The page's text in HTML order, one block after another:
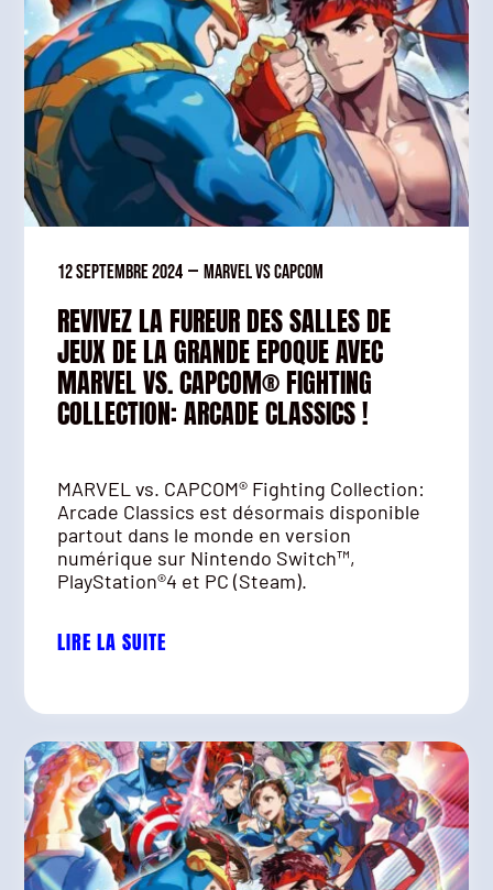
12 septembre 2024 — Marvel vs Capcom
REVIVEZ LA FUREUR DES SALLES DE
JEUX DE LA GRANDE EPOQUE AVEC
MARVEL VS. CAPCOM® FIGHTING
COLLECTION: ARCADE CLASSICS !
MARVEL vs. CAPCOM® Fighting Collection:
Arcade Classics est désormais disponible
partout dans le monde en version
numérique sur Nintendo Switch™,
PlayStation®4 et PC (Steam).
LIRE LA SUITE